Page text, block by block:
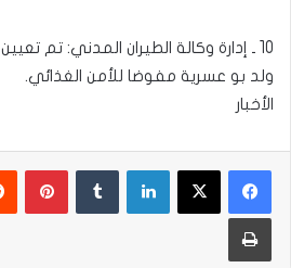
10 ـ إدارة وكالة الطيران المدني: تم
ولد بو عسرية مفوضا للأمن الغذائي.
الأخبار
لينكدإن
طباعة